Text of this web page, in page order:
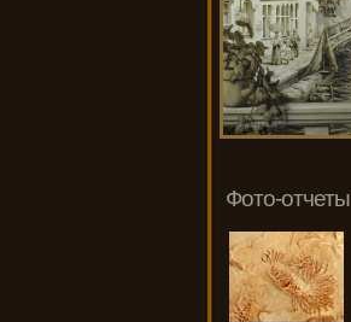
Фото-отчеты